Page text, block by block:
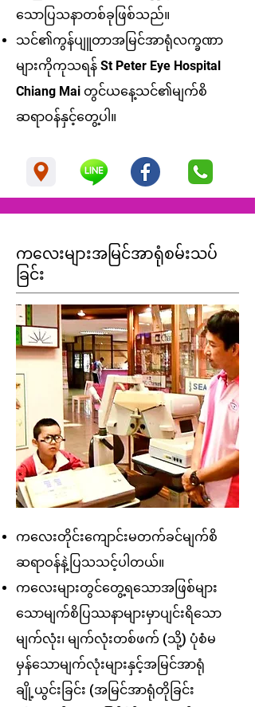
သောပြသနာတစ်ခုဖြစ်သည်။
သင်၏ကွန်ပျူတာအမြင်အာရုံလက္ခဏာ
များကိုကုသရန် St Peter Eye Hospital
Chiang Mai တွင်ယနေ့သင်၏မျက်စိ
ဆရာဝန်နှင့်တွေ့ပါ။
ကလေးများအမြင်အာရုံစမ်းသပ်
ခြင်း
ကလေးတိုင်းကျောင်းမတက်ခင်မျက်စိ
ဆရာဝန်နဲ့ပြသသင့်ပါတယ်။
ကလေးများတွင်တွေ့ရသောအဖြစ်များ
သောမျက်စိပြဿနာများမှာပျင်းရိသော
မျက်လုံး၊ မျက်လုံးတစ်ဖက် (သို့) ပုံစံမ
မှန်သောမျက်လုံးများနှင့်အမြင်အာရုံ
ချို့ယွင်းခြင်း (အမြင်အာရုံတိုခြင်း